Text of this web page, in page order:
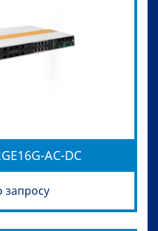
AC-DC
запросу